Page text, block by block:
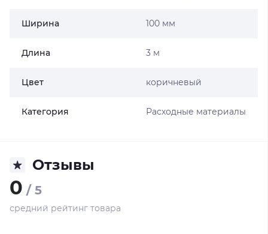
Ширина 100 мм
Длина 3 м
Цвет коричневый
Категория Расходные материалы
Отзывы
0 / 5
средний рейтинг товара